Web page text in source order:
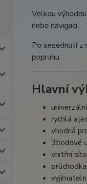
Velkou
nebo navigaci.
Po sesednutí z
popruhu.
Hlavní
rychlá a
vhodná
3bodové
vnitřní